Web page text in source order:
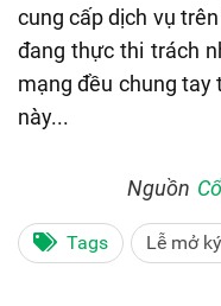
cung cấp dịch vụ
đang thực thi trách
mạng đều chung tay
này...
Nguồn
Tags Lễ mở